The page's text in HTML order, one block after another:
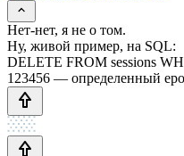
Нет-нет, я не о том.
Ну, живой пример, на SQL:
DELETE FROM sessions
123456 — определенный